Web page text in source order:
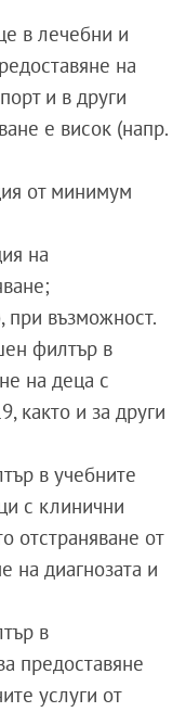
в лечебни и
на
и в други
е висок (напр.
от минимум
на
при възможност.
филтър в
на деца с
както и за други
в учебните
с клинични
отстраняване от
на диагнозата и
в
предоставяне
услуги от